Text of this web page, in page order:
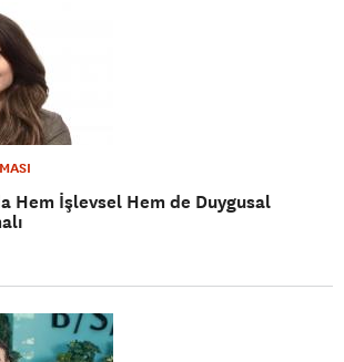
Hem İşlevsel Hem de Duygusal